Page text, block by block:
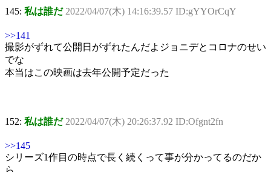
145: 私は誰だ 2022/04/07(木) 14:16:39.57 ID:gYYOrCqY
>>141
撮影がずれて公開日がずれたんだよジョニデとコロナのせい
でな
本当はこの映画は去年公開予定だった
152: 私は誰だ 2022/04/07(木) 20:26:37.92 ID:Ofgnt2fn
>>145
シリーズ1作目の時点で長く続くって事が分かってるのだか
ら